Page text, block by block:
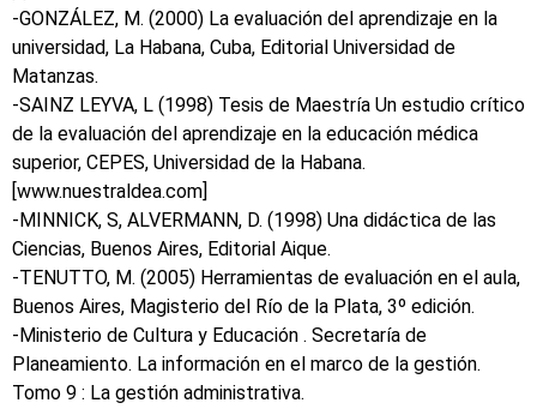
-GONZÁLEZ, M. (2000) La evaluación del aprendizaje en la
universidad, La Habana, Cuba, Editorial Universidad de
Matanzas.
-SAINZ LEYVA, L (1998) Tesis de Maestría Un estudio crítico
de la evaluación del aprendizaje en la educación médica
superior, CEPES, Universidad de la Habana.
[www.nuestraldea.com]
-MINNICK, S, ALVERMANN, D. (1998) Una didáctica de las
Ciencias, Buenos Aires, Editorial Aique.
-TENUTTO, M. (2005) Herramientas de evaluación en el aula,
Buenos Aires, Magisterio del Río de la Plata, 3º edición.
-Ministerio de Cultura y Educación . Secretaría de
Planeamiento. La información en el marco de la gestión.
Tomo 9 : La gestión administrativa.